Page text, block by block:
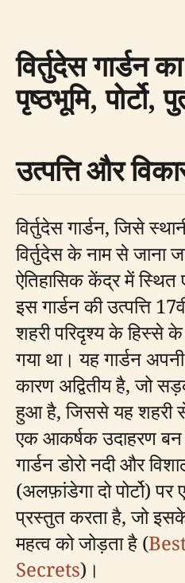
विर्तुदेस गार्डन
पृष्ठभूमि, पोर्टो,
उत्पत्ति और
विर्तुदेस गार्डन, जिसे
विर्तुदेस के नाम से जाना
ऐतिहासिक केंद्र में
इस गार्डन की उत्पत्ति
शहरी परिदृश्य के हिस्से
गया था। यह गार्डन
कारण अद्वितीय है, जो
हुआ है, जिससे यह शहरी
एक आकर्षक उदाहरण बन
गार्डन डोरो नदी और
(अलफ़ांडेगा दो पोर्टो)
प्रस्तुत करता है, जो
महत्व को जोड़ता है (
Secrets)।